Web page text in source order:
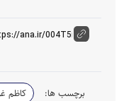
برچسب ها:
کاظم